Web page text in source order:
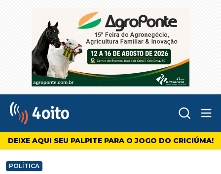
4oito
DEIXE AQUI SEU PALPITE PARA O JOGO DO CRICIÚMA!
POLÍTICA